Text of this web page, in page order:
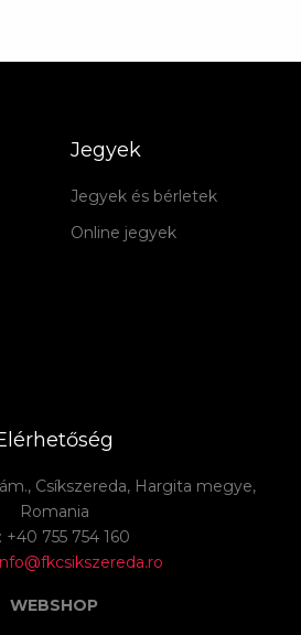
Jegyek
Jegyek és bérletek
Online jegyek
Csíkszereda, Hargita megye,
Romania
+40 755 754 160
WEBSHOP